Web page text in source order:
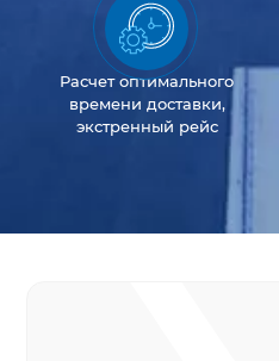
Расчет оптимального
времени доставки,
экстренный рейс